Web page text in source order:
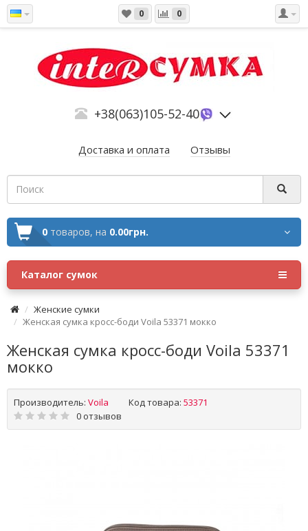
0 0
+38(063)105-52-40
Доставка и оплата Отзывы
0 товаров, на 0.00грн.
Каталог сумок
Женские сумки
Женская сумка кросс-боди Voila 53371 мокко
Женская сумка кросс-боди Voila 53371
мокко
Производитель: Voila Код товара: 53371
0 отзывов